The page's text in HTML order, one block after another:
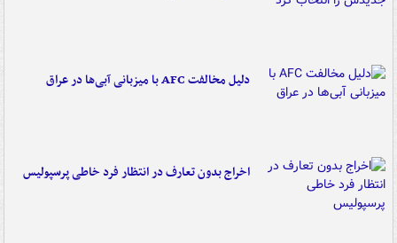
دلیل مخالفت AFC با میزبانی آبی‌ها در عراق
اخراج بدون تعارف در انتظار فرد خاطی پرسپولیس